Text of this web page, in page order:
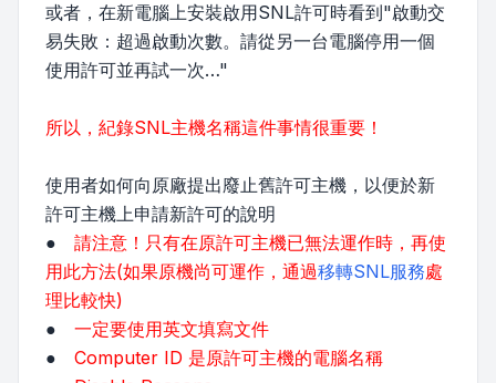
或者，在新電腦上安裝啟用SNL許可時看到"啟動交
易失敗：超過啟動次數。請從另一台電腦停用一個
使用許可並再試一次…"
所以，紀錄SNL主機名稱這件事情很重要！
使用者如何向原廠提出廢止舊許可主機，以便於新
許可主機上申請新許可的說明
● 請注意！只有在原許可主機已無法運作時，再使
用此方法(如果原機尚可運作，通過移轉SNL服務處
理比較快)
● 一定要使用英文填寫文件
● Computer ID 是原許可主機的電腦名稱